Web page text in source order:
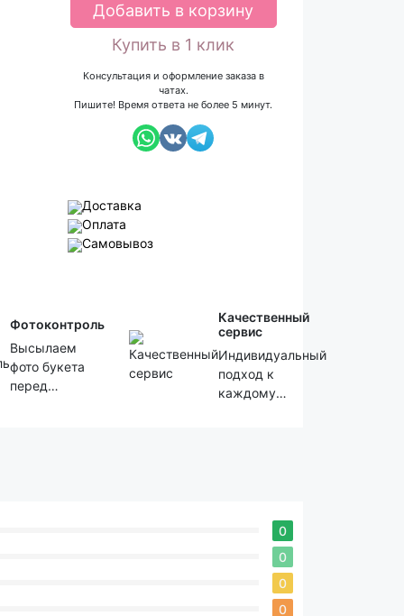
Добавить в корзину
Купить в 1 клик
Консультация и оформление заказа в
чатах.
Пишите! Время ответа не более 5 минут.
Доставка
Оплата
Самовывоз
Фотоконтроль
Высылаем
фото букета
перед
Качественный
сервис
Индивидуальный
подход к
каждому
0
0
0
0